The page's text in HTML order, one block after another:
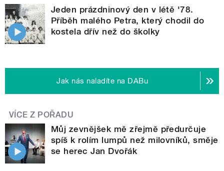
Jeden prázdninový den v létě '78.
Příběh malého Petra, který chodil do
kostela dřív než do školky
Jak nás naladíte na DABu
VÍCE Z POŘADU
Můj zevnějšek mě zřejmě předurčuje
spíš k rolím lumpů než milovníků, směje
se herec Jan Dvořák